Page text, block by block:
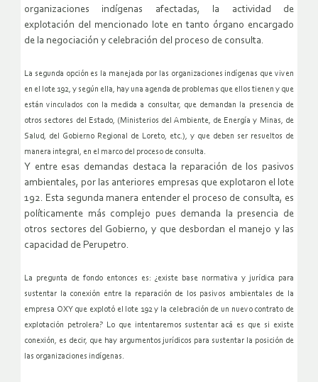
organizaciones indígenas afectadas, la actividad de
explotación del mencionado lote en tanto órgano encargado
de la negociación y celebración del proceso de consulta.
La segunda opción es la manejada por las organizaciones indígenas que viven
en el lote 192, y según ella, hay una agenda de problemas que ellos tienen y que
están vinculados con la medida a consultar, que demandan la presencia de
otros sectores del Estado, (Ministerios del Ambiente, de Energía y Minas, de
Salud, del Gobierno Regional de Loreto, etc.), y que deben ser resueltos de
manera integral, en el marco del proceso de consulta.
Y entre esas demandas destaca la reparación de los pasivos
ambientales, por las anteriores empresas que explotaron el lote
192. Esta segunda manera entender el proceso de consulta, es
políticamente más complejo pues demanda la presencia de
otros sectores del Gobierno, y que desbordan el manejo y las
capacidad de Perupetro.
La pregunta de fondo entonces es: ¿existe base normativa y jurídica para
sustentar la conexión entre la reparación de los pasivos ambientales de la
empresa OXY que explotó el lote 192 y la celebración de un nuevo contrato de
explotación petrolera? Lo que intentaremos sustentar acá es que si existe
conexión, es decir, que hay argumentos jurídicos para sustentar la posición de
las organizaciones indígenas.